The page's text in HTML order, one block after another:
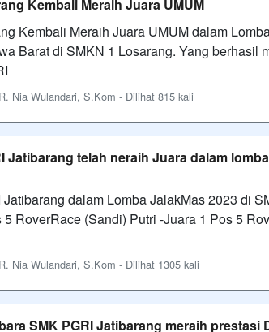
Kembali Meraih Juara UMUM
Kembali Meraih Juara UMUM dalam
Barat di SMKN 1 Losarang. Yang berhasil
Nia Wulandari, S.Kom - Dilihat 815 kali
Jatibarang telah neraih Juara dalam
dalam Lomba JalakMas 2023 di
5 RoverRace (Sandi) Putri -Juara 1 Pos 5
Nia Wulandari, S.Kom - Dilihat 1305 kali
SMK PGRI Jatibarang meraih prestasi